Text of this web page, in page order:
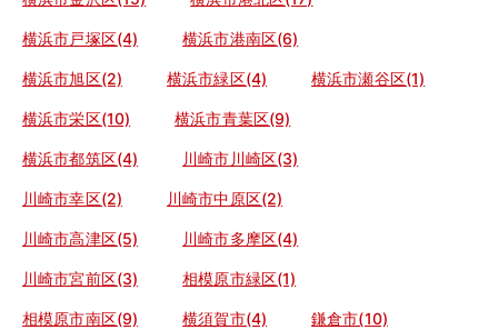
横浜市戸塚区(4) 横浜市港南区(6)
横浜市旭区(2) 横浜市緑区(4) 横浜市瀬谷区(1)
横浜市栄区(10) 横浜市青葉区(9)
横浜市都筑区(4) 川崎市川崎区(3)
川崎市幸区(2) 川崎市中原区(2)
川崎市高津区(5) 川崎市多摩区(4)
川崎市宮前区(3) 相模原市緑区(1)
相模原市南区(9) 横須賀市(4) 鎌倉市(10)